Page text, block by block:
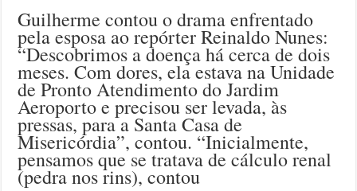
Guilherme contou o drama enfrentado
pela esposa ao repórter Reinaldo Nunes:
“Descobrimos a doença há cerca de dois
meses. Com dores, ela estava na Unidade
de Pronto Atendimento do Jardim
Aeroporto e precisou ser levada, às
pressas, para a Santa Casa de
Misericórdia”, contou. “Inicialmente,
pensamos que se tratava de cálculo renal
(pedra nos rins), contou